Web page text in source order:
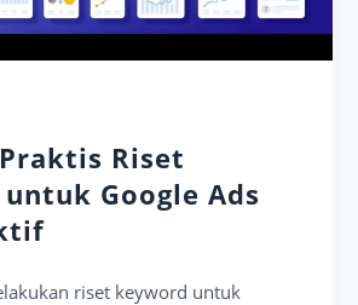
Riset
Google Ads
riset keyword untuk